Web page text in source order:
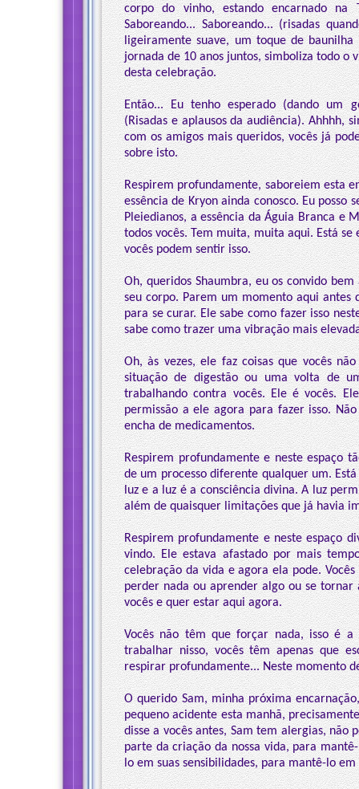
corpo do vinho, estando encarnado
Saboreando... Saboreando... (risadas
ligeiramente suave, um toque de
jornada de 10 anos juntos, simboliza todo o
desta celebração.
Então... Eu tenho esperado (dando um
(Risadas e aplausos da audiência). Ahhhh,
com os amigos mais queridos, vocês já
sobre isto.
Respirem profundamente, saboreiem esta
essência de Kryon ainda conosco. Eu posso
Pleiedianos, a essência da Águia Branca e
todos vocês. Tem muita, muita aqui. Está se
vocês podem sentir isso.
Oh, queridos Shaumbra, eu os convido
seu corpo. Parem um momento aqui antes
para se curar. Ele sabe como fazer isso
sabe como trazer uma vibração mais
Oh, às vezes, ele faz coisas que vocês
situação de digestão ou uma volta de
trabalhando contra vocês. Ele é vocês.
permissão a ele agora para fazer isso.
encha de medicamentos.
Respirem profundamente e neste espaço
de um processo diferente qualquer um.
luz e a luz é a consciência divina. A luz
além de quaisquer limitações que já havia
Respirem profundamente e neste espaço
vindo. Ele estava afastado por mais
celebração da vida e agora ela pode.
perder nada ou aprender algo ou se
vocês e quer estar aqui agora.
Vocês não têm que forçar nada, isso é
trabalhar nisso, vocês têm apenas que
respirar profundamente... Neste momento
O querido Sam, minha próxima
pequeno acidente esta manhã,
disse a vocês antes, Sam tem alergias,
parte da criação da nossa vida, para
lo em suas sensibilidades, para mantê-lo